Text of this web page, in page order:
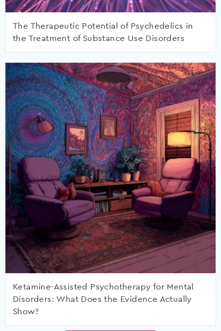
The Therapeutic Potential of Psychedelics in
the Treatment of Substance Use Disorders
Ketamine-Assisted Psychotherapy for Mental
Disorders: What Does the Evidence Actually
Show?